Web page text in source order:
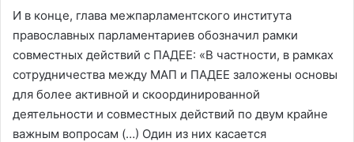
И в конце, глава межпарламентского института
православных парламентариев обозначил рамки
совместных действий с ПАДЕЕ: «В частности, в рамках
сотрудничества между МАП и ПАДЕЕ заложены основы
для более активной и скоординированной
деятельности и совместных действий по двум крайне
важным вопросам (…) Один из них касается